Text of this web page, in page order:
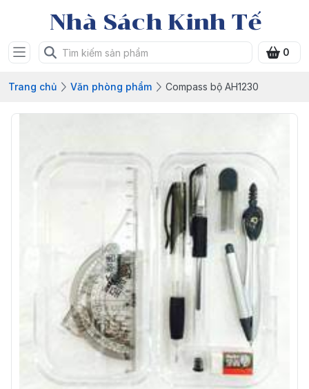
Nhà Sách Kinh Tế
0
Trang chủ Văn phòng phẩm Compass bộ AH1230